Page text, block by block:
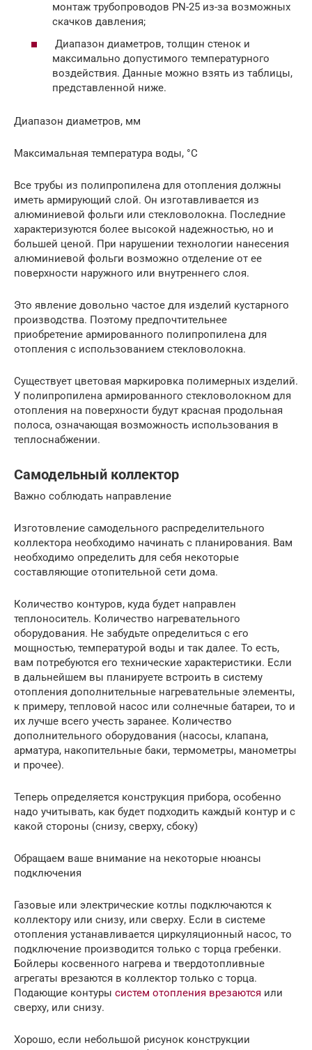
монтаж трубопроводов PN-25 из-за возможных
скачков давления;
Диапазон диаметров, толщин стенок и
максимально допустимого температурного
воздействия. Данные можно взять из таблицы,
представленной ниже.
Диапазон диаметров, мм
Максимальная температура воды, °С
Все трубы из полипропилена для отопления должны
иметь армирующий слой. Он изготавливается из
алюминиевой фольги или стекловолокна. Последние
характеризуются более высокой надежностью, но и
большей ценой. При нарушении технологии нанесения
алюминиевой фольги возможно отделение от ее
поверхности наружного или внутреннего слоя.
Это явление довольно частое для изделий кустарного
производства. Поэтому предпочтительнее
приобретение армированного полипропилена для
отопления с использованием стекловолокна.
Существует цветовая маркировка полимерных изделий.
У полипропилена армированного стекловолокном для
отопления на поверхности будут красная продольная
полоса, означающая возможность использования в
теплоснабжении.
Самодельный коллектор
Важно соблюдать направление
Изготовление самодельного распределительного
коллектора необходимо начинать с планирования. Вам
необходимо определить для себя некоторые
составляющие отопительной сети дома.
Количество контуров, куда будет направлен
теплоноситель. Количество нагревательного
оборудования. Не забудьте определиться с его
мощностью, температурой воды и так далее. То есть,
вам потребуются его технические характеристики. Если
в дальнейшем вы планируете встроить в систему
отопления дополнительные нагревательные элементы,
к примеру, тепловой насос или солнечные батареи, то и
их лучше всего учесть заранее. Количество
дополнительного оборудования (насосы, клапана,
арматура, накопительные баки, термометры, манометры
и прочее).
Теперь определяется конструкция прибора, особенно
надо учитывать, как будет подходить каждый контур и с
какой стороны (снизу, сверху, сбоку)
Обращаем ваше внимание на некоторые нюансы
подключения
Газовые или электрические котлы подключаются к
коллектору или снизу, или сверху. Если в системе
отопления устанавливается циркуляционный насос, то
подключение производится только с торца гребенки.
Бойлеры косвенного нагрева и твердотопливные
агрегаты врезаются в коллектор только с торца.
Подающие контуры систем отопления врезаются или
сверху, или снизу.
Хорошо, если небольшой рисунок конструкции